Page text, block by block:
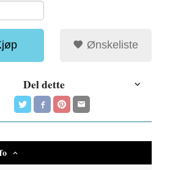
Ønskeliste
Del dette